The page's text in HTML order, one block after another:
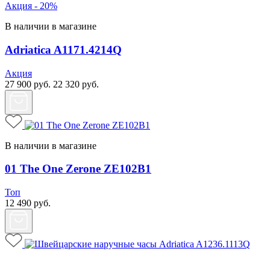
Акция - 20%
В наличии в магазине
Adriatica A1171.4214Q
Акция
27 900 руб. 22 320 руб.
В наличии в магазине
01 The One Zerone ZE102B1
Топ
12 490 руб.